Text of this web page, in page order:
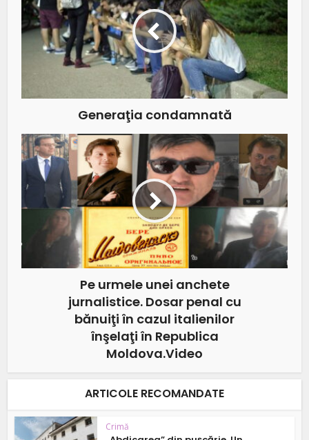
Generaţia condamnată
Pe urmele unei anchete
jurnalistice. Dosar penal cu
bănuiţi în cazul italienilor
înşelaţi în Republica
Moldova.Video
ARTICOLE RECOMANDATE
Crimă